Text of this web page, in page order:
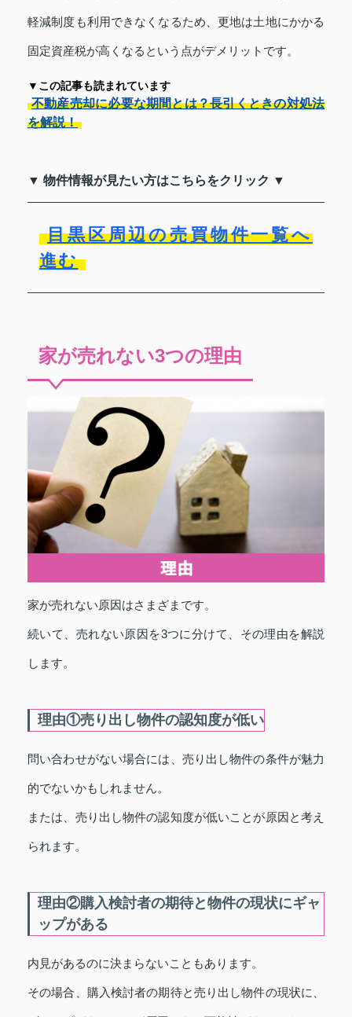
軽減制度も利用できなくなるため、更地は土地にかかる
固定資産税が高くなるという点がデメリットです。
▼この記事も読まれています
不動産売却に必要な期間とは？長引くときの対処法
を解説！
▼ 物件情報が見たい方はこちらをクリック ▼
目黒区周辺の売買物件一覧へ
進む
家が売れない3つの理由
家が売れない原因はさまざまです。
続いて、売れない原因を3つに分けて、その理由を解説
します。
理由①売り出し物件の認知度が低い
問い合わせがない場合には、売り出し物件の条件が魅力
的でないかもしれません。
または、売り出し物件の認知度が低いことが原因と考え
られます。
理由②購入検討者の期待と物件の現状にギャ
ップがある
内見があるのに決まらないこともあります。
その場合、購入検討者の期待と売り出し物件の現状に、